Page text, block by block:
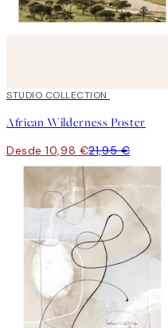
50%*
STUDIO COLLECTION
African Wilderness Poster
Desde 10,98 €21,95 €